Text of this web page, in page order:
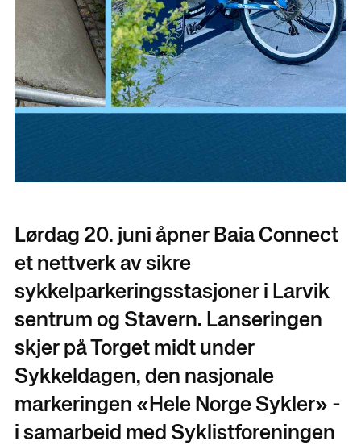
Lørdag 20. juni åpner Baia Connect
et nettverk av sikre
sykkelparkeringsstasjoner i Larvik
sentrum og Stavern. Lanseringen
skjer på Torget midt under
Sykkeldagen, den nasjonale
markeringen «Hele Norge Sykler» -
i samarbeid med Syklistforeningen